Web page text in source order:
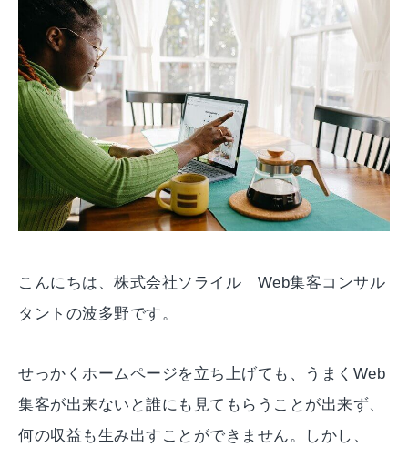
こんにちは、株式会社ソライル Web集客コンサル
タントの波多野です。
せっかくホームページを立ち上げても、うまくWeb
集客が出来ないと誰にも見てもらうことが出来ず、
何の収益も生み出すことができません。しかし、